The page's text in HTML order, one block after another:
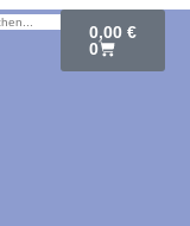
0,00€
0